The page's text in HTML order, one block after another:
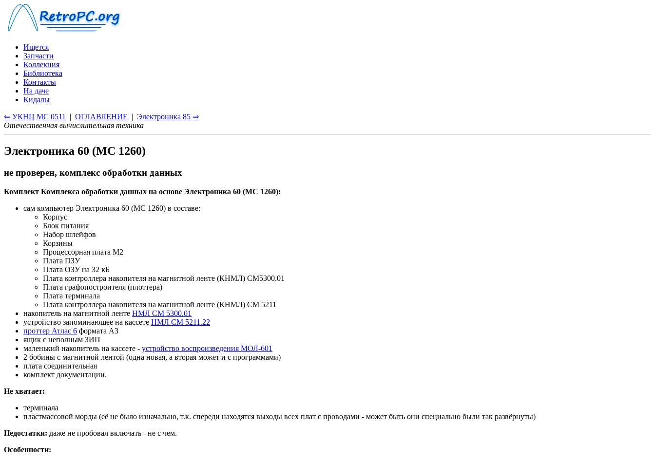
Ищется
Запчасти
Коллекция
Библиотека
Контакты
На даче
Кидалы
⇐ УКНЦ МС 0511 | ОГЛАВЛЕНИЕ | Электроника 85 ⇒
Отечественная вычислительная техника
Электроника 60 (МС 1260)
не проверен, комплекс обработки данных
Комплект Комплекса обработки данных на основе Электроника 60 (МС 1260):
сам компьютер Электроника 60 (МС 1260) в составе:
Корпус
Блок питания
Набор шлейфов
Корзины
Процессорная плата М2
Плата ПЗУ
Плата ОЗУ на 32 кБ
Плата контроллера накопителя на магнитной ленте (КНМЛ) СМ5300.01
Плата графопостроителя (плоттера)
Плата терминала
Плата контроллера накопителя на магнитной ленте (КНМЛ) СМ 5211
накопитель на магнитной ленте НМЛ СМ 5300.01
устройство запоминающее на кассете НМЛ СМ 5211.22
проттер Атлас 6 формата А3
ящик с неполным ЗИП
маленький накопитель на кассете - устройство воспроизведения МОЛ-601
2 бобины с магнитной лентой (одна новая, а вторая может и с программами)
плата соединительная
комплект документации.
Не хватает:
терминала
пластмассовой морды (её не было изначально, т.к. спереди находятся выходы всех плат с проводами - может быть они специально были так развёрнуты)
Недостатки: даже не пробовал включать - не с чем.
Особенности: